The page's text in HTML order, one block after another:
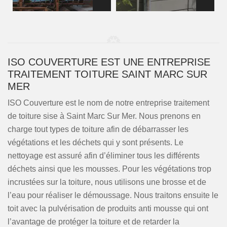
ISO COUVERTURE EST UNE ENTREPRISE
TRAITEMENT TOITURE SAINT MARC SUR
MER
ISO Couverture est le nom de notre entreprise traitement
de toiture sise à Saint Marc Sur Mer. Nous prenons en
charge tout types de toiture afin de débarrasser les
végétations et les déchets qui y sont présents. Le
nettoyage est assuré afin d’éliminer tous les différents
déchets ainsi que les mousses. Pour les végétations trop
incrustées sur la toiture, nous utilisons une brosse et de
l’eau pour réaliser le démoussage. Nous traitons ensuite le
toit avec la pulvérisation de produits anti mousse qui ont
l’avantage de protéger la toiture et de retarder la